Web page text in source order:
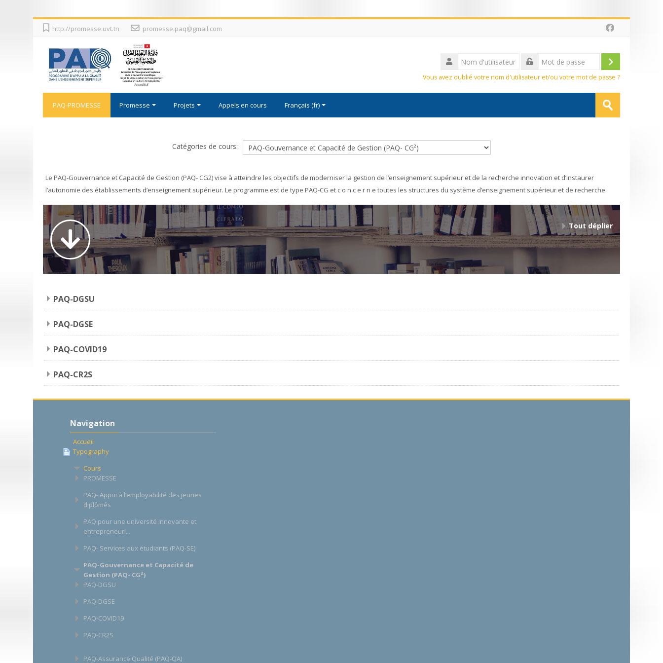
http://promesse.uvt.tn promesse.paq@gmail.com
d'utilisateur
Mot
passe
Connexion
Vous avez oublié votre nom d'utilisateur et/ou votre mot de passe ?
PAQ-PROMESSE Promesse Projets Appels en cours Français ‎(fr)‎
cours
Envoyer
Catégories de cours:
Le PAQ-Gouvernance et Capacité de Gestion (PAQ- CG2) vise à atteindre les objectifs de moderniser la gestion de l’enseignement supérieur et de la recherche innovation et d’instaurer
l’autonomie des établissements d’enseignement supérieur. Le programme est de type PAQ-CG et c o n c e r n e toutes les structures du système d’enseignement supérieur et de recherche.
Tout déplier
PAQ-DGSU
PAQ-DGSE
PAQ-COVID19
PAQ-CR2S
Navigation
Accueil
Typography
Cours
PROMESSE
PAQ- Appui à l’employabilité des jeunes
diplômés
PAQ pour une université innovante et
entrepreneuri...
PAQ- Services aux étudiants (PAQ-SE)
PAQ-Gouvernance et Capacité de
Gestion (PAQ- CG²)
PAQ-DGSU
PAQ-DGSE
PAQ-COVID19
PAQ-CR2S
PAQ-Assurance Qualité (PAQ-QA)